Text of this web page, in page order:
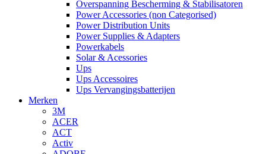
Overspanning Bescherming & Stabilisatoren
Power Accessories (non Categorised)
Power Distribution Units
Power Supplies & Adapters
Powerkabels
Solar & Acessories
Ups
Ups Accessoires
Ups Vervangingsbatterijen
Merken
3M
ACER
ACT
Activ